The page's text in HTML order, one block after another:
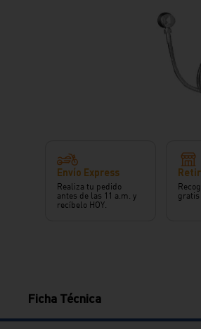
Envío Express
Realiza tu pedido
antes de las 11 a.m. y
recíbelo HOY.
gratis
Ficha Técnica